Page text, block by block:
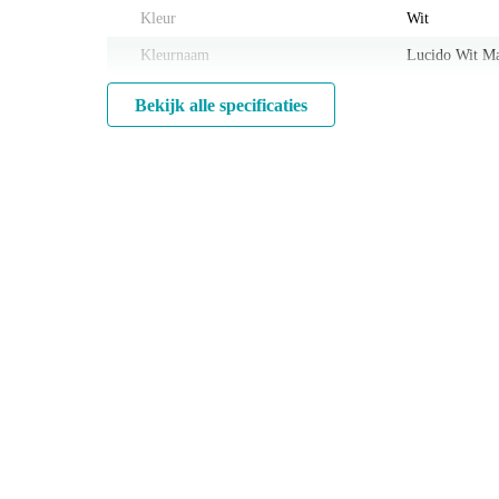
Kleur Wit
Kleurnaam Lucido Wit
Bekijk alle specificaties